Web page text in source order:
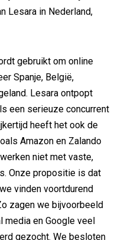
Lesara in Nederland,
gebruikt om online
Spanje, België,
Lesara ontpopt
een serieuze concurrent
heeft het ook de
Amazon en Zalando
niet met vaste,
Onze propositie is dat
vinden voortdurend
zagen we bijvoorbeeld
media en Google veel
gezocht. We besloten